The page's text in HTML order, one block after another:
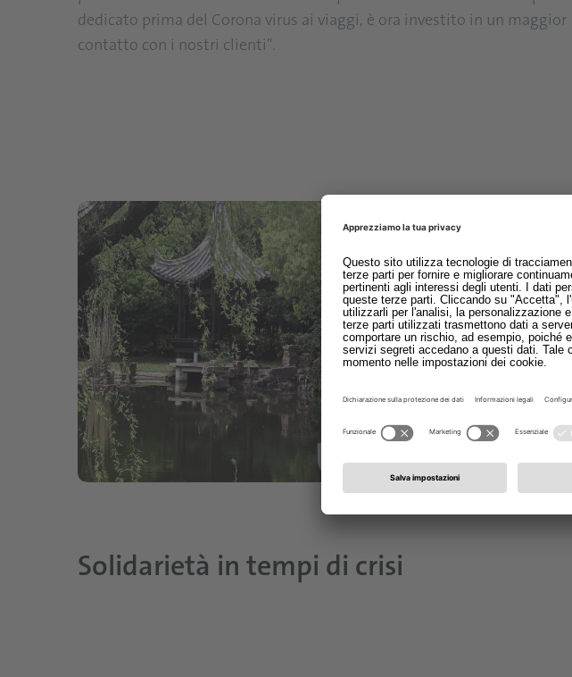
dedicato prima del Corona virus ai viaggi, è ora investito in un maggior
contatto con i nostri clienti".
Solidarietà in tempi di crisi